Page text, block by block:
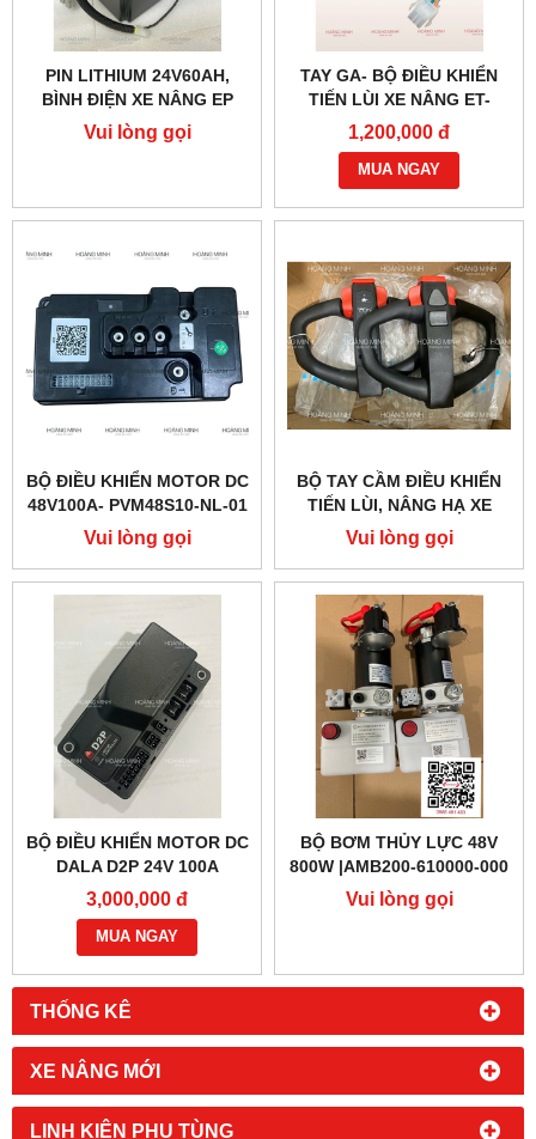
THỐNG KÊ
XE NÂNG MỚI
LINH KIỆN PHỤ TÙNG
PIN LITHIUM 24V60AH,
BÌNH ĐIỆN XE NÂNG EP
Vui lòng gọi
TAY GA- BỘ ĐIỀU KHIỂN
TIẾN LÙI XE NÂNG ET-
166MCU 24V-48V
1,200,000 đ
MUA NGAY
BỘ ĐIỀU KHIỂN MOTOR DC
48V100A- PVM48S10-NL-01
(PTE20Q)
Vui lòng gọi
BỘ TAY CẦM ĐIỀU KHIỂN
TIẾN LÙI, NÂNG HẠ XE
NÂNG ĐIỆN PTE15QA
Vui lòng gọi
BỘ ĐIỀU KHIỂN MOTOR DC
DALA D2P 24V 100A
3,000,000 đ
MUA NGAY
BỘ BƠM THỦY LỰC 48V
800W |AMB200-610000-000
Vui lòng gọi